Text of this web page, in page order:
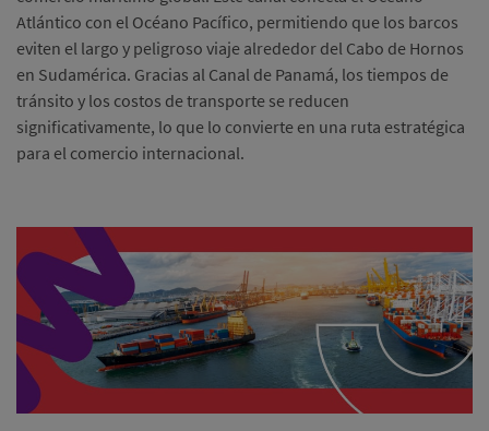
Atlántico con el Océano Pacífico, permitiendo que los barcos
eviten el largo y peligroso viaje alrededor del Cabo de Hornos
en Sudamérica. Gracias al Canal de Panamá, los tiempos de
tránsito y los costos de transporte se reducen
significativamente, lo que lo convierte en una ruta estratégica
para el comercio internacional.